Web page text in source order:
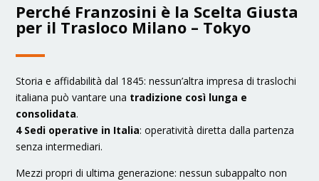
Perché Franzosini è la Scelta Giusta
per il Trasloco Milano – Tokyo
Storia e affidabilità dal 1845: nessun’altra impresa di traslochi
italiana può vantare una tradizione così lunga e
consolidata.
4 Sedi operative in Italia: operatività diretta dalla partenza
senza intermediari.
Mezzi propri di ultima generazione: nessun subappalto non